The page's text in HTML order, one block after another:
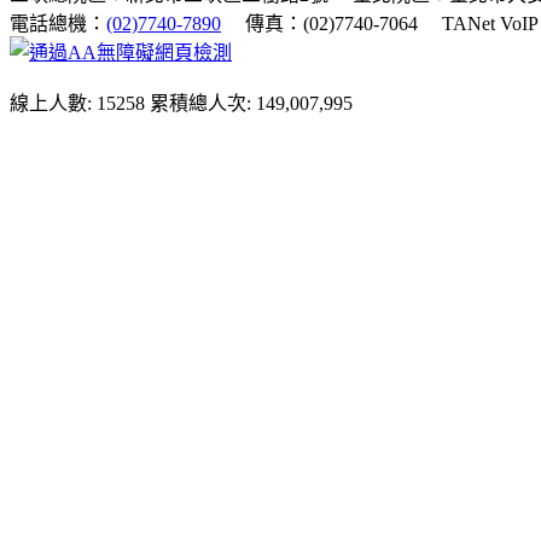
電話總機： (02)7740-7890 傳真：(02)7740-7064 TANet
線上人數: 15258 累積總人次: 149,007,995